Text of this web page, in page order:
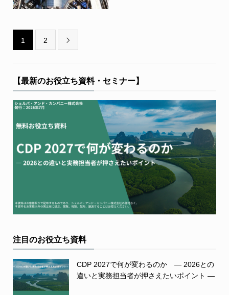
1 2 
【最新のお役立ち資料・セミナー】
注目のお役立ち資料
CDP 2027で何が変わるのか ― 2026との
違いと実務担当者が押さえたいポイント ―